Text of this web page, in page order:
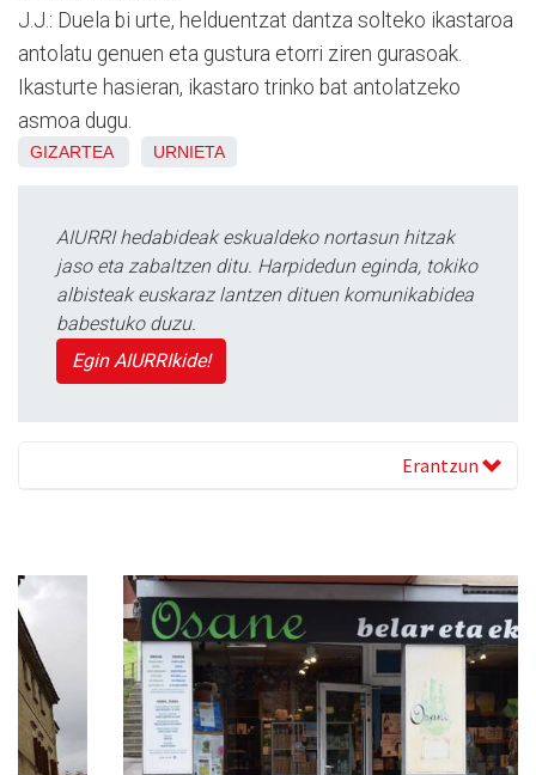
J.J.: Duela bi urte, helduentzat dantza solteko ikastaroa
antolatu genuen eta gustura etorri ziren gurasoak.
Ikasturte hasieran, ikastaro trinko bat antolatzeko
asmoa dugu.
GIZARTEA URNIETA
AIURRI hedabideak eskualdeko nortasun hitzak
jaso eta zabaltzen ditu. Harpidedun eginda, tokiko
albisteak euskaraz lantzen dituen komunikabidea
babestuko duzu.
Egin AIURRIkide!
Erantzun